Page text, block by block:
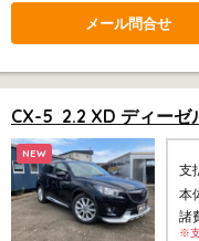
メール問合せ
CX-5 2.2 XD ディー
NEW
支
本
諸
※